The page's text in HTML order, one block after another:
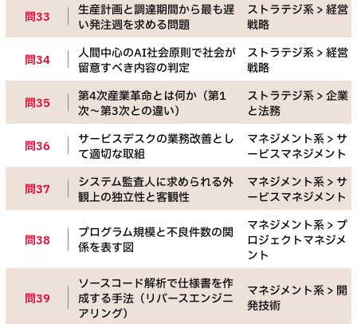
問33
生産計画と調達期間から最も遅
い発注週を求める問題
ストラテジ系 > 経営
戦略
問34
人間中心のAI社会原則で社会が
留意すべき内容の判定
ストラテジ系 > 経営
戦略
問35
第4次産業革命とは何か（第1
次〜第3次との違い）
ストラテジ系 > 企業
と法務
問36
サービスデスクの業務改善とし
て適切な取組
マネジメント系 > サ
ービスマネジメント
問37
システム監査人に求められる外
観上の独立性と客観性
マネジメント系 > サ
ービスマネジメント
問38
プログラム規模と不良件数の関
係を表す図
マネジメント系 > プ
ロジェクトマネジメ
ント
問39
ソースコード解析で仕様書を作
成する手法（リバースエンジニ
アリング）
マネジメント系 > 開
発技術